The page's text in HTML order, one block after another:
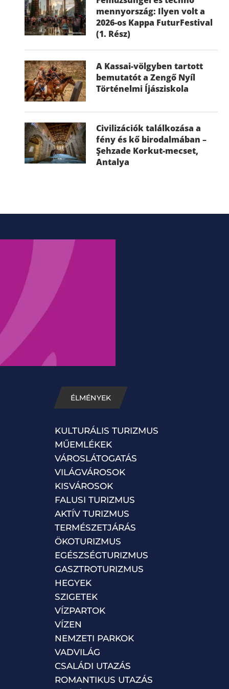
mennyország: Ilyen volt a
2026-os Kappa FuturFestival
(1. Rész)
A Kassai-völgyben tartott
bemutatót a Zengő Nyíl
Történelmi Íjásziskola
Civilizációk találkozása a
fény és kő birodalmában –
Şehzade Korkut-mecset,
Antalya
ÉLMÉNYEK
KULTURÁLIS TURIZMUS
MŰEMLÉKEK
VÁROSLÁTOGATÁS
VILÁGVÁROSOK
KISVÁROSOK
FALUSI TURIZMUS
AKTÍV TURIZMUS
TERMÉSZETJÁRÁS
ÖKOTURIZMUS
EGÉSZSÉGTURIZMUS
GASZTROTURIZMUS
HEGYEK
SZIGETEK
VÍZPARTOK
VÍZEN
NEMZETI PARKOK
VADVILÁG
CSALÁDI UTAZÁS
ROMANTIKUS UTAZÁS